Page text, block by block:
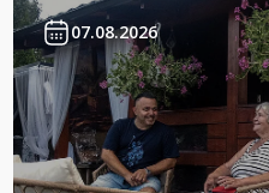
07.08.2026